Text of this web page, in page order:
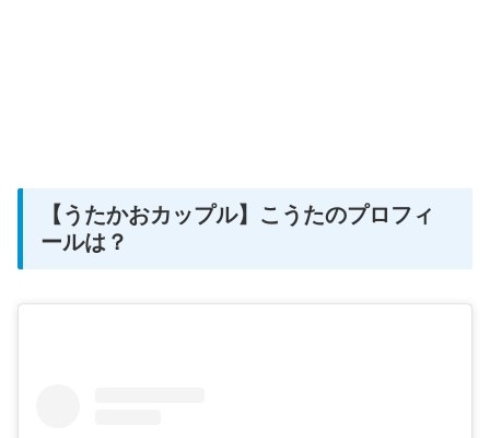
【うたかおカップル】こうたのプロフィ
ールは？